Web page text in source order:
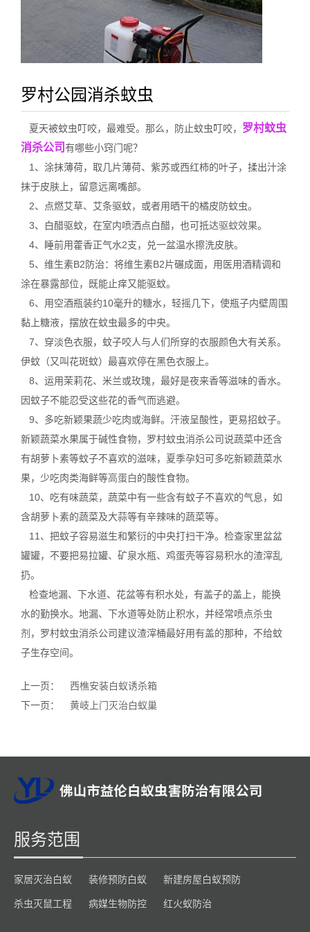
罗村公园消杀蚊虫
夏天被蚊虫叮咬，最难受。那么，防止蚊虫叮咬， 罗村蚊虫
消杀公司有哪些小窍门呢？
1、涂抹薄荷，取几片薄荷、紫苏或西红柿的叶子，揉出汁涂
抹于皮肤上，留意远离嘴部。
2、点燃艾草、艾条驱蚊，或者用晒干的橘皮防蚊虫。
3、白醋驱蚊，在室内喷洒点白醋，也可抵达驱蚊效果。
4、睡前用藿香正气水2支，兑一盆温水擦洗皮肤。
5、维生素B2防治：将维生素B2片碾成面，用医用酒精调和
涂在暴露部位，既能止痒又能驱蚊。
6、用空酒瓶装约10毫升的糖水，轻摇几下，使瓶子内壁周围
黏上糖液，摆放在蚊虫最多的中央。
7、穿淡色衣服，蚊子咬人与人们所穿的衣服颜色大有关系。
伊蚊（又叫花斑蚊）最喜欢停在黑色衣服上。
8、运用茉莉花、米兰或玫瑰，最好是夜来香等滋味的香水。
因蚊子不能忍受这些花的香气而逃避。
9、多吃新颖果蔬少吃肉或海鲜。汗液呈酸性，更易招蚊子。
新颖蔬菜水果属于碱性食物，罗村蚊虫消杀公司说蔬菜中还含
有胡萝卜素等蚊子不喜欢的滋味，夏季孕妇可多吃新颖蔬菜水
果，少吃肉类海鲜等高蛋白的酸性食物。
10、吃有味蔬菜，蔬菜中有一些含有蚊子不喜欢的气息，如
含胡萝卜素的蔬菜及大蒜等有辛辣味的蔬菜等。
11、把蚊子容易滋生和繁衍的中央打扫干净。检查家里盆盆
罐罐，不要把易拉罐、矿泉水瓶、鸡蛋壳等容易积水的渣滓乱
扔。
检查地漏、下水道、花盆等有积水处，有盖子的盖上，能换
水的勤换水。地漏、下水道等处防止积水，并经常喷点杀虫
剂 ，罗村蚊虫消杀公司建议渣滓桶最好用有盖的那种，不给蚊
子生存空间。
上一页：
西樵安装白蚁诱杀箱
下一页：
黄岐上门灭治白蚁巢
服务范围
家居灭治白蚁 装修预防白蚁 新建房屋白蚁预防
杀虫灭鼠工程 病媒生物防控 红火蚁防治